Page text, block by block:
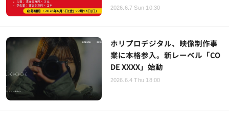
2026.6.7 Sun 10:30
ホリプロデジタル、映像制作事
業に本格参入。新レーベル「CO
DE XXXX」始動
2026.6.4 Thu 18:00